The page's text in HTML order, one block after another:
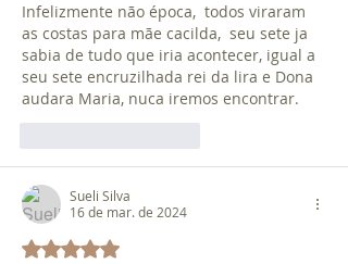
Infelizmente não época,  todos viraram
as costas para mãe cacilda,  seu sete ja
sabia de tudo que iria acontecer, igual a
seu sete encruzilhada rei da lira e Dona
audara Maria, nuca iremos encontrar.
Sueli Silva
16 de mar. de 2024
Avaliado com 5 de 5 estrelas.